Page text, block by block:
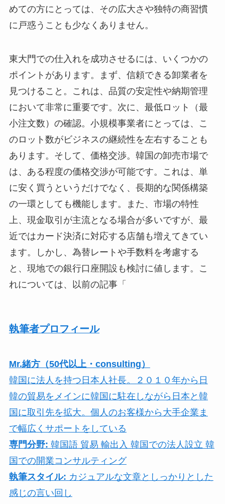
めての方にとっては、その広大さや独特の商習慣
に戸惑うことも少なくありません。
東大門での仕入れを成功させるには、いくつかの
ポイントがあります。まず、信頼できる卸業者を
見つけること。これは、品質の安定性や納期管理
において非常に重要です。次に、最低ロット（最
小注文数）の確認。小規模事業者にとっては、こ
のロット数がビジネスの継続性を左右することも
あります。そして、価格交渉。韓国の卸売市場で
は、ある程度の価格交渉が可能です。これは、単
に安く買うというだけでなく、長期的な関係構築
の一環としても機能します。また、市場の特性
上、現金取引が主流となる場合が多いですが、最
近ではカード決済に対応する店舗も増えてきてい
ます。しかし、為替レートや手数料を考慮する
と、現地での銀行口座開設も検討に値します。こ
れについては、以前の記事「
執筆者プロフィール
Mr.緒方（50代以上・consulting）
韓国に法人を持つ日本人社長。２０１０年から日
韓の貿易をメインに韓国に駐在しながら日本と韓
国に取引先を拡大。個人のお客様から大手企業ま
で幅広くサポートをしている
専門分野: 韓国語 貿易 輸出入 韓国での法人設立 韓
国での開業コンサルティング
執筆スタイル: カジュアルな文章としっかりとした
感じの言い回し